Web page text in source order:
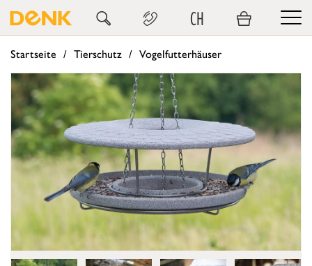
CH
Startseite Tierschutz Vogelfutterhäuser